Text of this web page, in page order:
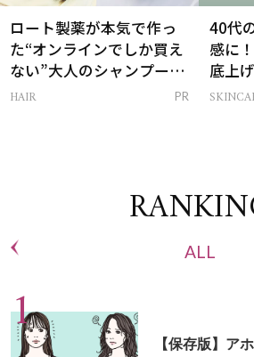
ロート製薬が本気で作っ
た“オンラインでしか買え
ない”大人のシャンプー＆
トリートメントって？
HAIR PR
40代
感に
底上
ム」
ALL
【保存版】ア